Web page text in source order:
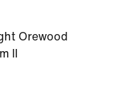
Orewood
II